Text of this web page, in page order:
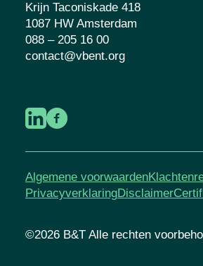
Krijn Taconiskade 418
1087 HW Amsterdam
088 – 205 16 00
contact@vbent.org
Algemene voorwaarden
PrivacyverklaringDisclaimer
©2026 B&T Alle rechten